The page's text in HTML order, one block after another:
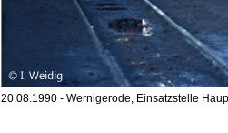
20.08.1990 - Wernigerode, Einsatzstelle